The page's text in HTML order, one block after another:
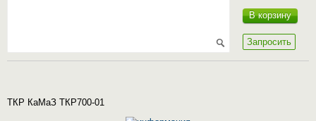
В корзину
Запросить
ТКР КаМаЗ ТКР700-01